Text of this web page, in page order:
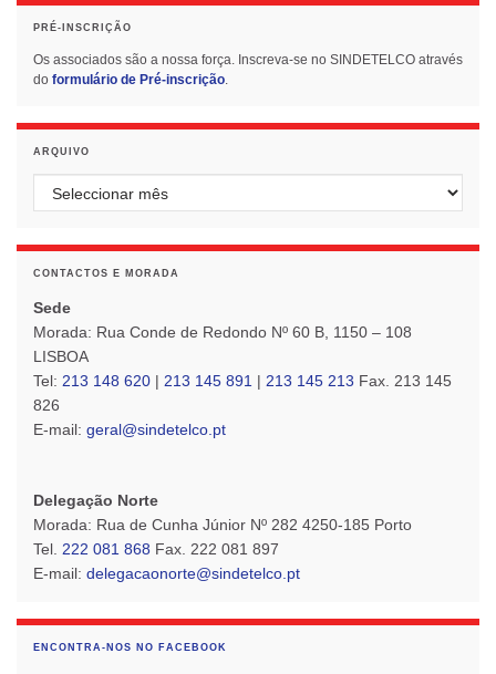
PRÉ-INSCRIÇÃO
Os associados são a nossa força. Inscreva-se no SINDETELCO através
do formulário de Pré-inscrição.
ARQUIVO
CONTACTOS E MORADA
Sede
Morada: Rua Conde de Redondo Nº 60 B, 1150 – 108
LISBOA
Tel: 213 148 620 | 213 145 891 | 213 145 213 Fax. 213 145
826
E-mail: geral@sindetelco.pt
Delegação Norte
Morada: Rua de Cunha Júnior Nº 282 4250-185 Porto
Tel. 222 081 868 Fax. 222 081 897
E-mail: delegacaonorte@sindetelco.pt
ENCONTRA-NOS NO FACEBOOK